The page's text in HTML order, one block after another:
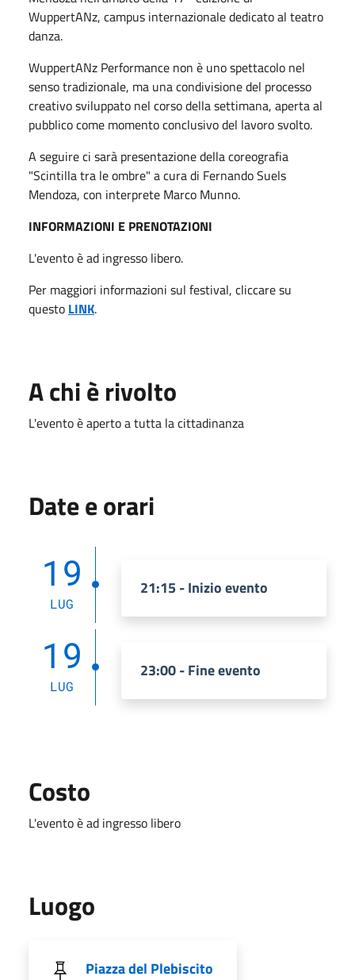
WuppertANz, campus internazionale dedicato al teatro
danza.
WuppertANz Performance non è uno spettacolo nel
senso tradizionale, ma una condivisione del processo
creativo sviluppato nel corso della settimana, aperta al
pubblico come momento conclusivo del lavoro svolto.
A seguire ci sarà presentazione della coreografia
"Scintilla tra le ombre" a cura di Fernando Suels
Mendoza, con interprete Marco Munno.
INFORMAZIONI E PRENOTAZIONI
L'evento è ad ingresso libero.
Per maggiori informazioni sul festival, cliccare su
questo LINK.
A chi è rivolto
L'evento è aperto a tutta la cittadinanza
Date e orari
19
LUG
21:15 - Inizio evento
19
LUG
23:00 - Fine evento
Costo
L'evento è ad ingresso libero
Luogo
Piazza del Plebiscito